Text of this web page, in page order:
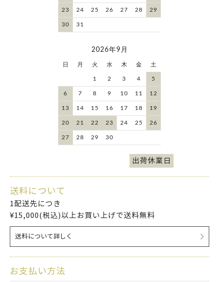
23 24 25 26 27 28 29
30 31
2026年9月
日 月 火 水 木 金 土
1 2 3 4 5
6 7 8 9 10 11 12
13 14 15 16 17 18 19
20 21 22 23 24 25 26
27 28 29 30
出荷休業日
送料について
1配送先につき
¥15,000(税込)以上お買い上げで送料無料
送料について詳しく
お支払い方法